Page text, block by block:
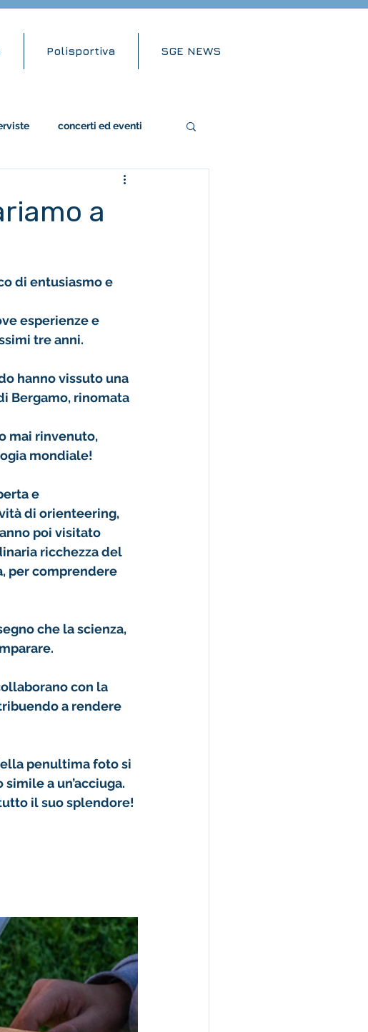
Polisportiva SGE NEWS
concerti ed eventi
a
di entusiasmo e
esperienze e
tre anni.
hanno vissuto una
Bergamo, rinomata
mai rinvenuto,
mondiale!
e
di orienteering,
poi visitato
ricchezza del
, per comprendere
che la scienza,
con la
a rendere
penultima foto si
a un’acciuga.
il suo splendore!